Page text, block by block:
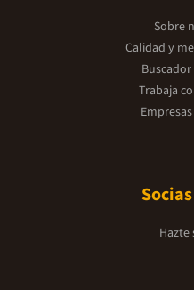
Sobre
Calidad y
Trabaja
Hazte